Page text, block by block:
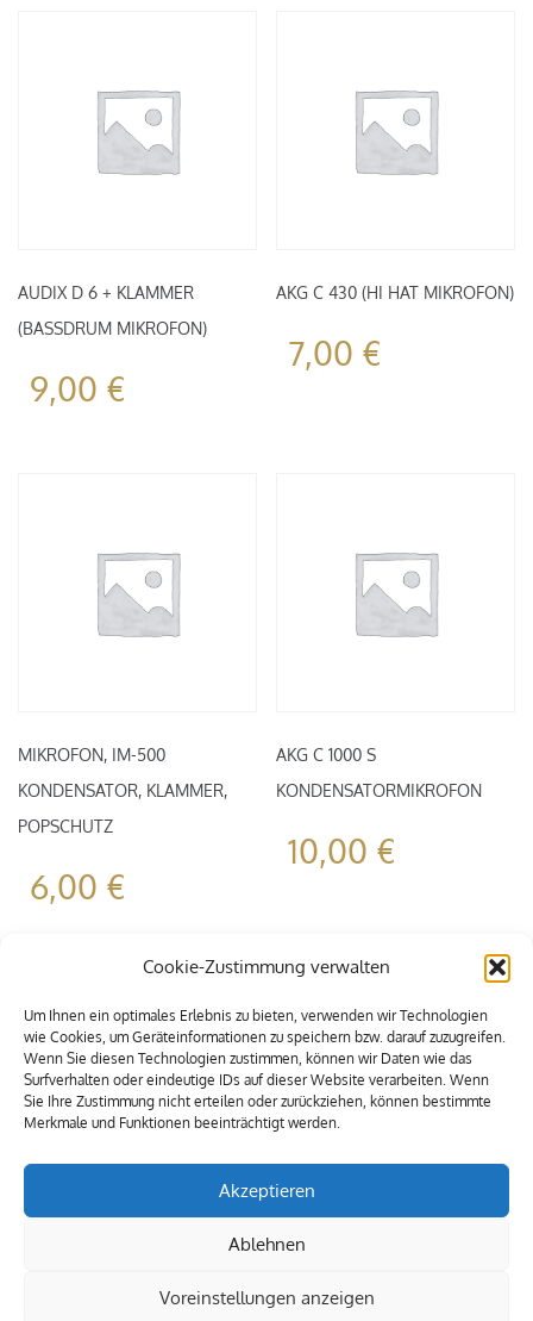
Cookie-Zustimmung verwalten
Um Ihnen ein optimales Erlebnis zu bieten, verwenden wir Technologien
wie Cookies, um Geräteinformationen zu speichern bzw. darauf zuzugreifen.
Wenn Sie diesen Technologien zustimmen, können wir Daten wie das
Surfverhalten oder eindeutige IDs auf dieser Website verarbeiten. Wenn
Sie Ihre Zustimmung nicht erteilen oder zurückziehen, können bestimmte
Merkmale und Funktionen beeinträchtigt werden.
Akzeptieren
Ablehnen
Voreinstellungen anzeigen
AUDIX D 6 + KLAMMER
(BASSDRUM MIKROFON)
9,00 €
AKG C 430 (HI HAT MIKROFON)
7,00 €
MIKROFON, IM-500
KONDENSATOR, KLAMMER,
POPSCHUTZ
6,00 €
AKG C 1000 S
KONDENSATORMIKROFON
10,00 €